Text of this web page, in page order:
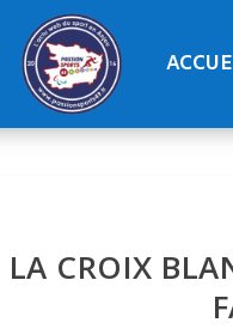
LA CROIX